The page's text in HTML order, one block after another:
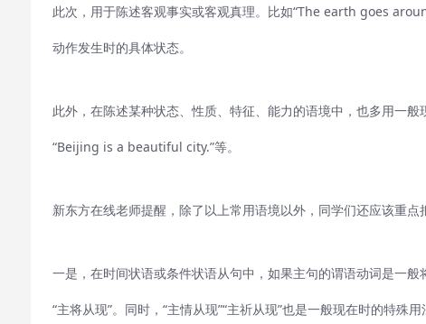
此次，用于陈述客观事实或客观真理。比如“The earth goes
动作发生时的具体状态。
此外，在陈述某种状态、性质、特征、能力的语境中，也多用
“Beijing is a beautiful city.”等。
新东方在线老师提醒，除了以上常用语境以外，同学们还应该重点
一是，在时间状语或条件状语从句中，如果主句的谓语动词是一
“主将从现”。同时，“主情从现”“主祈从现”也是一般现在时的特殊